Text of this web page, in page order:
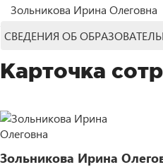
Зольникова Ирина Олеговна
СВЕДЕНИЯ ОБ
Карточка
Зольникова Ирина